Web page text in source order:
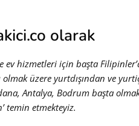
olarak
ev hizmetleri için başta
olmak üzere yurtdışından ve
Antalya, Bodrum başta
temin etmekteyiz.